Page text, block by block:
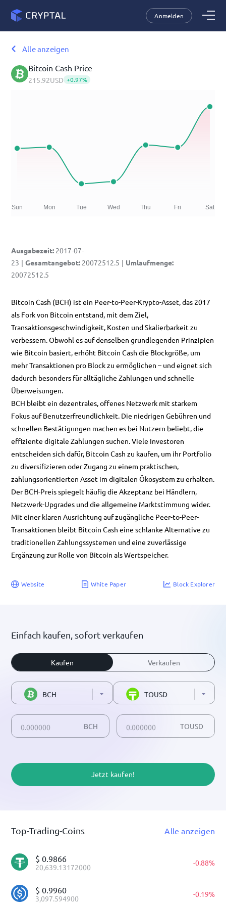
Anmelden
Alle anzeigen
Bitcoin Cash Price
215.92USD +0.97%
Sun Mon Tue Wed Thu Fri Sat
Ausgabezeit: 2017-07-
23 | Gesamtangebot: 20072512.5 | Umlaufmenge:
20072512.5
Bitcoin Cash (BCH) ist ein Peer-to-Peer-Krypto-Asset, das 2017
als Fork von Bitcoin entstand, mit dem Ziel,
Transaktionsgeschwindigkeit, Kosten und Skalierbarkeit zu
verbessern. Obwohl es auf denselben grundlegenden Prinzipien
wie Bitcoin basiert, erhöht Bitcoin Cash die Blockgröße, um
mehr Transaktionen pro Block zu ermöglichen – und eignet sich
dadurch besonders für alltägliche Zahlungen und schnelle
Überweisungen.
BCH bleibt ein dezentrales, offenes Netzwerk mit starkem
Fokus auf Benutzerfreundlichkeit. Die niedrigen Gebühren und
schnellen Bestätigungen machen es bei Nutzern beliebt, die
effiziente digitale Zahlungen suchen. Viele Investoren
entscheiden sich dafür, Bitcoin Cash zu kaufen, um ihr Portfolio
zu diversifizieren oder Zugang zu einem praktischen,
zahlungsorientierten Asset im digitalen Ökosystem zu erhalten.
Der BCH-Preis spiegelt häufig die Akzeptanz bei Händlern,
Netzwerk-Upgrades und die allgemeine Marktstimmung wider.
Mit einer klaren Ausrichtung auf zugängliche Peer-to-Peer-
Transaktionen bleibt Bitcoin Cash eine schlanke Alternative zu
traditionellen Zahlungssystemen und eine zuverlässige
Ergänzung zur Rolle von Bitcoin als Wertspeicher.
Website White Paper Block Explorer
Einfach kaufen, sofort verkaufen
Kaufen Verkaufen
BCH TOUSD
BCH TOUSD
Jetzt kaufen!
Top-Trading-Coins Alle anzeigen
$ 0.9866
20,639.13172000 -0.88%
$ 0.9960
3,097.594900 -0.19%